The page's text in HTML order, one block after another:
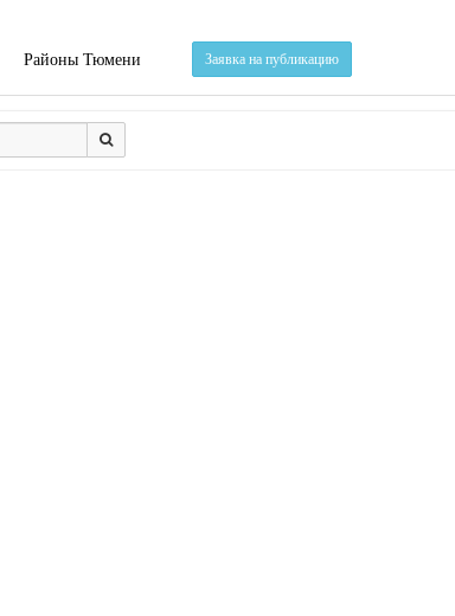
Районы Тюмени Заявка на публикацию